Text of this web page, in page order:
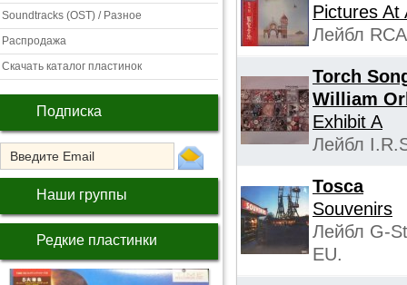
Soundtracks (OST) / Разное
Распродажа
Скачать каталог пластинок
Подписка
Наши группы
Редкие пластинки
Pictures At
Лейбл
Torch
William
Exhibit A
Лейбл
Tosca
Souvenirs
Лейбл G-
EU.